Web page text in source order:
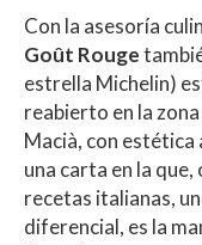
Con la asesoría
Goût Rouge
estrella Michelin)
reabierto en la
Macià, con
una carta en la
recetas italianas,
diferencial, es la